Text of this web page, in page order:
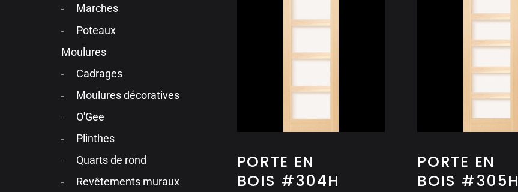
Marches
Poteaux
Moulures
Cadrages
Moulures décoratives
O'Gee
Plinthes
Quarts de rond
Revêtements muraux
PORTE EN
BOIS #304H
PORTE EN
BOIS #305H